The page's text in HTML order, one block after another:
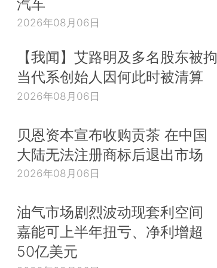
2026年08月06日
【我闻】艾路明及多名股东被拘
当代系创始人因何此时被清算
2026年08月06日
贝恩资本宣布收购贡茶 在中国
大陆无法注册商标后退出市场
2026年08月06日
油气市场剧烈波动现套利空间
嘉能可上半年扭亏、净利增超
50亿美元